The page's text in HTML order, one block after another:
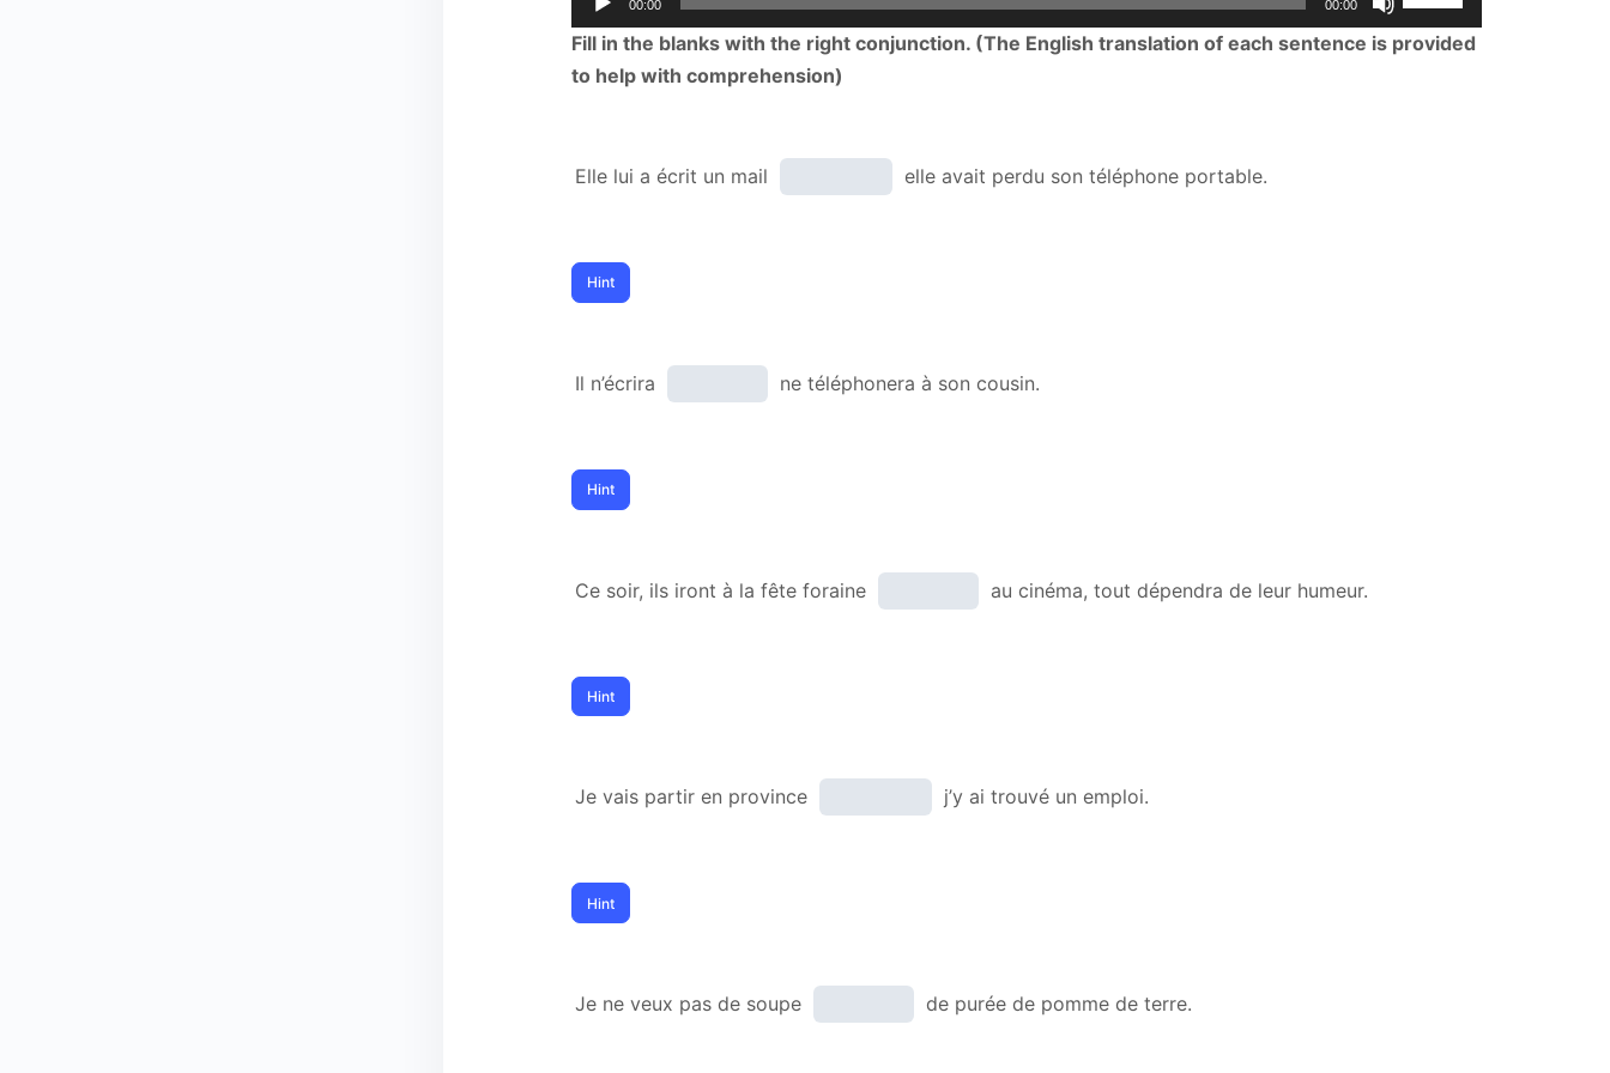
Player
00:00 00:00
Up/Down
Fill in the blanks with the right conjunction. (The English translation of each sentence is provided
to help with comprehension)
Elle lui a écrit un mail elle avait perdu son téléphone portable.
Il n’écrira ne téléphonera à son cousin.
Ce soir, ils iront à la fête foraine au cinéma, tout dépendra de leur humeur.
Je vais partir en province j’y ai trouvé un emploi.
Je ne veux pas de soupe de purée de pomme de terre.